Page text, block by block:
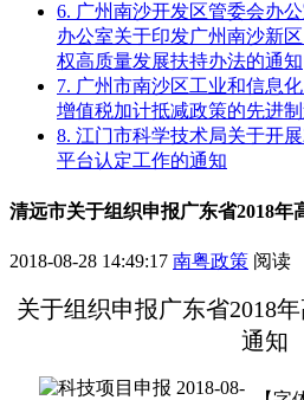
6. 广州南沙开发区管委会办
办公室关于印发广州南沙新
权高质量发展扶持办法的通知
7. 广州市南沙区工业和信息
增值税加计抵减政策的先进
8. 江门市科学技术局关于开
平台认定工作的通知
清远市关于组织申报广东省2018年
2018-08-28 14:49:17 南粤政策 阅读
关于组织申报广东省2018
通知
2018-08-